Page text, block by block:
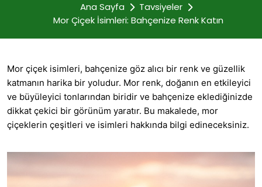
Ana Sayfa
Tavsiyeler
Mor Çiçek İsimleri: Bahçenize Renk Katın
Mor çiçek isimleri, bahçenize göz alıcı bir renk ve güzellik
katmanın harika bir yoludur. Mor renk, doğanın en etkileyici
ve büyüleyici tonlarından biridir ve bahçenize eklediğinizde
dikkat çekici bir görünüm yaratır. Bu makalede, mor
çiçeklerin çeşitleri ve isimleri hakkında bilgi edineceksiniz.